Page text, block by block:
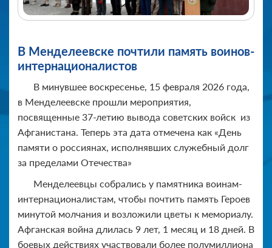
В Менделеевске почтили память воинов-
интернационалистов
В минувшее воскресенье, 15 февраля 2026 года,
в Менделеевске прошли мероприятия,
посвященные 37-летию вывода советских войск из
Афганистана. Теперь эта дата отмечена как «День
памяти о россиянах, исполнявших служебный долг
за пределами Отечества»
Менделеевцы собрались у памятника воинам-
интернационалистам, чтобы почтить память Героев
минутой молчания и возложили цветы к мемориалу.
Афганская война длилась 9 лет, 1 месяц и 18 дней. В
боевых действиях участвовали более полумиллиона